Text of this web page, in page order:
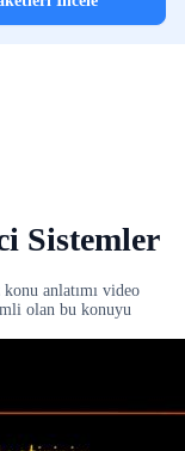
Sistemler
anlatımı video
olan bu konuyu